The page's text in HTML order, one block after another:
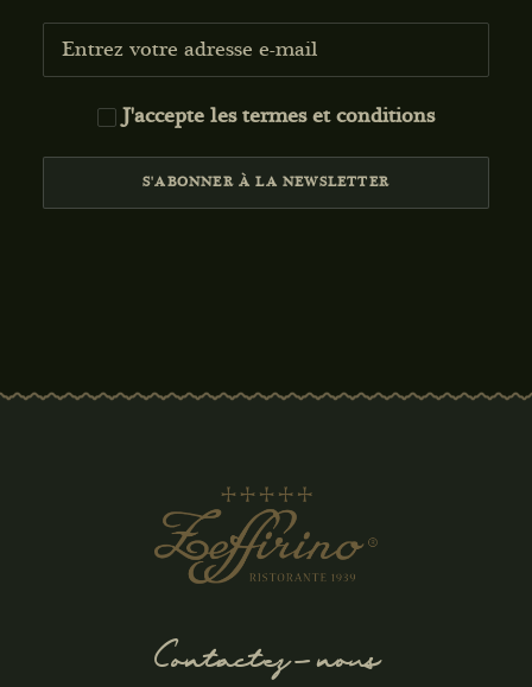
J'accepte lestermes et conditions
Contactez-nous